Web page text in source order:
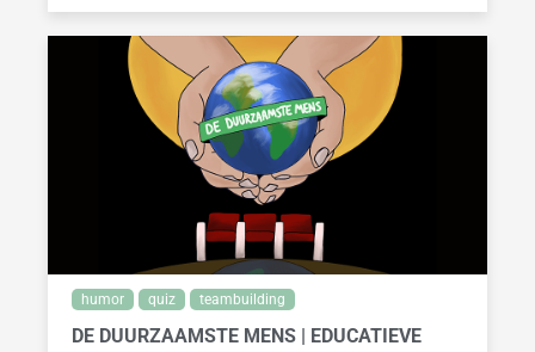
humor quiz teambuilding
DE DUURZAAMSTE MENS | EDUCATIEVE